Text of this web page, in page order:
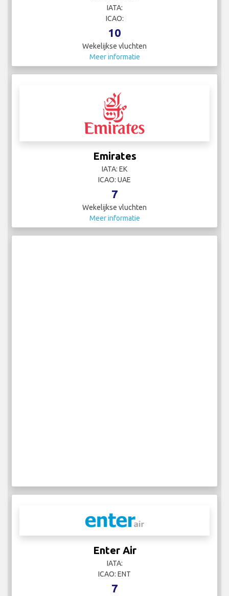
IATA:
ICAO:
10
Wekelijkse vluchten
Meer informatie
Emirates
IATA: EK
ICAO: UAE
7
Wekelijkse vluchten
Meer informatie
Enter Air
IATA:
ICAO: ENT
7